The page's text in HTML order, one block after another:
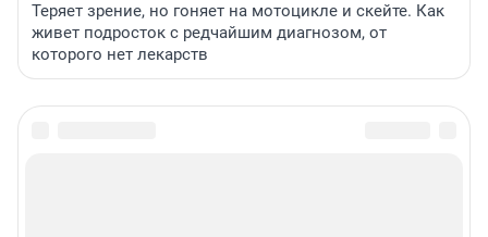
Теряет зрение, но гоняет на мотоцикле и скейте. Как
живет подросток с редчайшим диагнозом, от
которого нет лекарств